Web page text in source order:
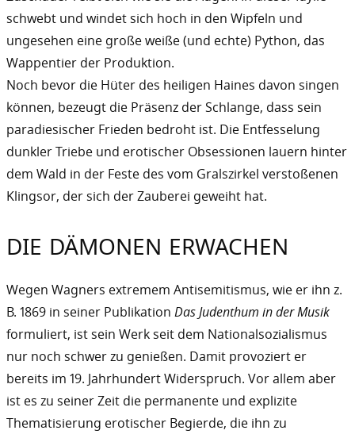
schwebt und windet sich hoch in den Wipfeln und
ungesehen eine große weiße (und echte) Python, das
Wappentier der Produktion.
Noch bevor die Hüter des heiligen Haines davon singen
können, bezeugt die Präsenz der Schlange, dass sein
paradiesischer Frieden bedroht ist. Die Entfesselung
dunkler Triebe und erotischer Obsessionen lauern hinter
dem Wald in der Feste des vom Gralszirkel verstoßenen
Klingsor, der sich der Zauberei geweiht hat.
DIE DÄMONEN ERWACHEN
Wegen Wagners extremem Antisemitismus, wie er ihn z.
B. 1869 in seiner Publikation Das Judenthum in der Musik
formuliert, ist sein Werk seit dem Nationalsozialismus
nur noch schwer zu genießen. Damit provoziert er
bereits im 19. Jahrhundert Widerspruch. Vor allem aber
ist es zu seiner Zeit die permanente und explizite
Thematisierung erotischer Begierde, die ihn zu